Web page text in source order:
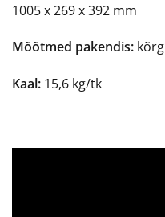
1005 x 269 x 392 mm
Mõõtmed pakendis:
Kaal: 15,6 kg/tk